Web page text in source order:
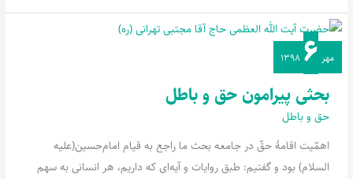
مهر ۶ ۱۳۹۸
بحثی پیرامون حق و باطل
حق و باطل
اهمّیت اقامۀ حقّ در جامعه بحث ما راجع‌ به قیام امام‌حسین(علیه
السلام) بود و گفتیم: طبق روایات و آیه‌ای که داریم، هر انسانی به‌ سهم
بحثی
پیرامون
حق
و
باطل